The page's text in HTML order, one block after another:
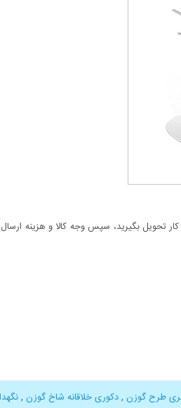
بگیرید، سپس وجه کالا و هزینه ارسال
طرح گوزن ,دکوری خلاقانه شاخ گوزن ,